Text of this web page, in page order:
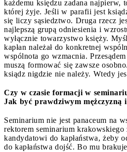
każdemu księdzu zadana najpierw,
której żyje. Jeśli w parafii jest
się liczy sąsiedztwo. Druga rzecz
najlepszą grupą odniesienia i
wyłącznie towarzystwo księży.
kapłan należał do konkretnej
wspólnota go wzmacnia.
muszą formować się zawsze
ksiądz nigdzie nie należy. Wtedy
Czy w czasie formacji w
Jak być prawdziwym mężczyzną i
Seminarium nie jest panaceum na
rektorem seminarium krakowskiego
kandydatowi do kapłaństwa, żeby
do kapłaństwa dojść. Bo mu